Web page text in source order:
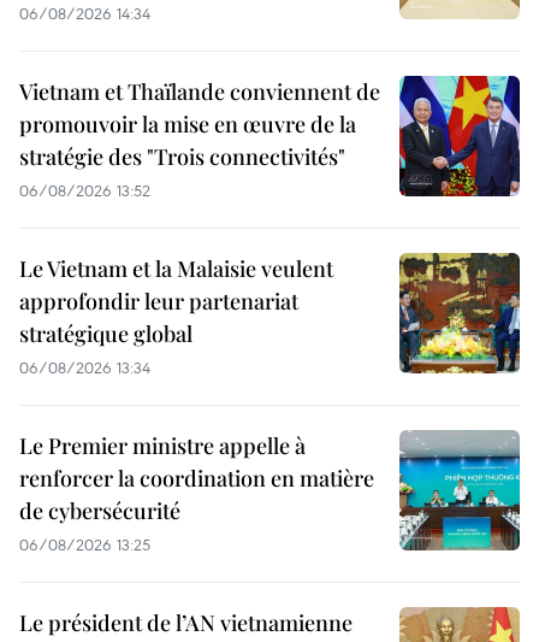
06/08/2026 14:34
Vietnam et Thaïlande conviennent de
promouvoir la mise en œuvre de la
stratégie des "Trois connectivités"
06/08/2026 13:52
Le Vietnam et la Malaisie veulent
approfondir leur partenariat
stratégique global
06/08/2026 13:34
Le Premier ministre appelle à
renforcer la coordination en matière
de cybersécurité
06/08/2026 13:25
Le président de l’AN vietnamienne